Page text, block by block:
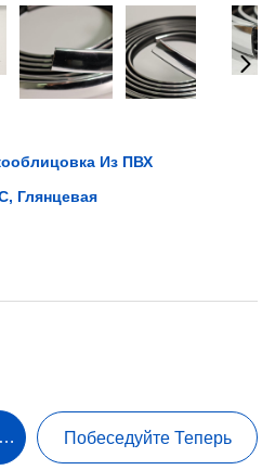
Из ПВХ
Глянцевая
Получите Самую Лучшую Цену Побеседуйте Теперь